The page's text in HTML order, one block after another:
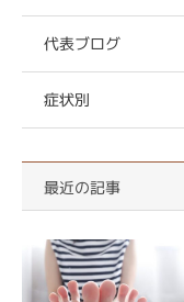
代表ブログ
症状別
最近の記事